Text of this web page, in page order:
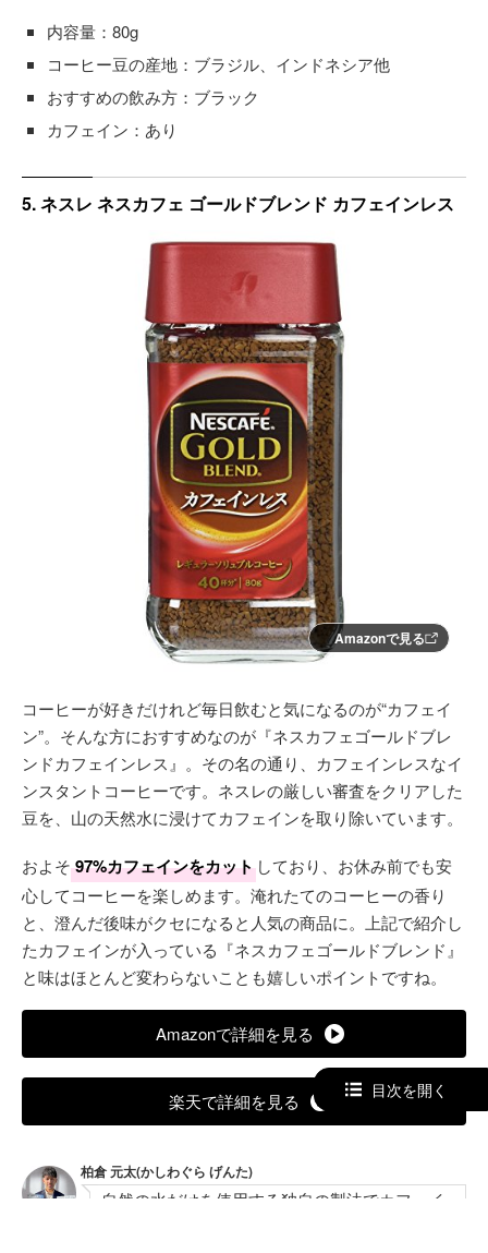
内容量：80g
コーヒー豆の産地：ブラジル、インドネシア他
おすすめの飲み方：ブラック
カフェイン：あり
5. ネスレ ネスカフェ ゴールドブレンド カフェインレス
Amazonで見る
コーヒーが好きだけれど毎日飲むと気になるのが“カフェイ
ン”。そんな方におすすめなのが『ネスカフェゴールドブレ
ンドカフェインレス』。その名の通り、カフェインレスなイ
ンスタントコーヒーです。ネスレの厳しい審査をクリアした
豆を、山の天然水に浸けてカフェインを取り除いています。
およそ 97%カフェインをカット しており、お休み前でも安
心してコーヒーを楽しめます。淹れたてのコーヒーの香り
と、澄んだ後味がクセになると人気の商品に。上記で紹介し
たカフェインが入っている『ネスカフェゴールドブレンド』
と味はほとんど変わらないことも嬉しいポイントですね。
Amazonで詳細を見る
楽天で詳細を見る
柏倉 元太(かしわぐら げんた)
自然の水だけを使用する独自の製法でカフェイ
目次を開く